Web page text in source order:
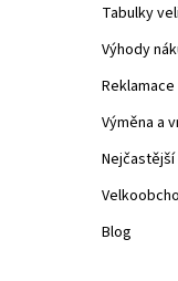
Tabulky
Výhody
Reklamace
Výměna a
Blog